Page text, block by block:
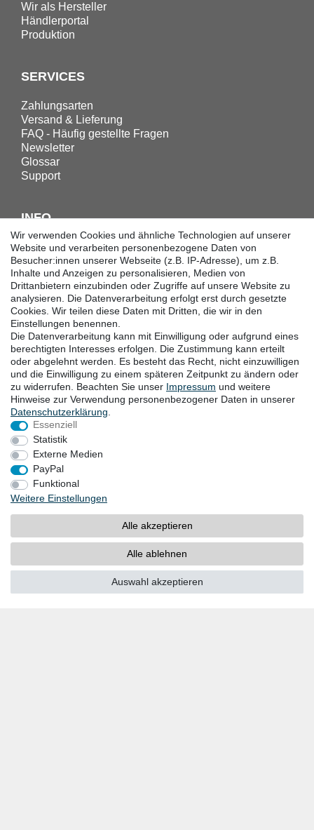
Wir als Hersteller
Händlerportal
Produktion
SERVICES
Zahlungsarten
Versand & Lieferung
FAQ - Häufig gestellte Fragen
Newsletter
Glossar
Support
INFO
Downloadcenter
Batterieentsorgung
Hilfe
Termine
Erklärung zur Barrierefreiheit
KONTAKT
Goebel GmbH
Mühlenstraße 2-4
40699 Erkrath
Deutschland
Telefon: +49 (0) 211 24 50 00 129
von Montag bis Freitag 10:00-16:00 Uhr (MEZ)
E-mail:info@goebel-shop.com
www.goebel-group.com
ZAHLUNGSARTEN
Wir verwenden Cookies und ähnliche Technologien auf unserer
Website und verarbeiten personenbezogene Daten von
Besucher:innen unserer Webseite (z.B. IP-Adresse), um z.B.
Inhalte und Anzeigen zu personalisieren, Medien von
Drittanbietern einzubinden oder Zugriffe auf unsere Website zu
analysieren. Die Datenverarbeitung erfolgt erst durch gesetzte
Cookies. Wir teilen diese Daten mit Dritten, die wir in den
Einstellungen benennen.
Die Datenverarbeitung kann mit Einwilligung oder aufgrund eines
berechtigten Interesses erfolgen. Die Zustimmung kann erteilt
oder abgelehnt werden. Es besteht das Recht, nicht einzuwilligen
und die Einwilligung zu einem späteren Zeitpunkt zu ändern oder
zu widerrufen. Beachten Sie unser Impressum und weitere
Hinweise zur Verwendung personenbezogener Daten in unserer
Daten­schutz­erklärung
Essenziell
Statistik
Externe Medien
PayPal
Funktional
Weitere Einstellungen
Alle akzeptieren
Alle ablehnen
Auswahl akzeptieren